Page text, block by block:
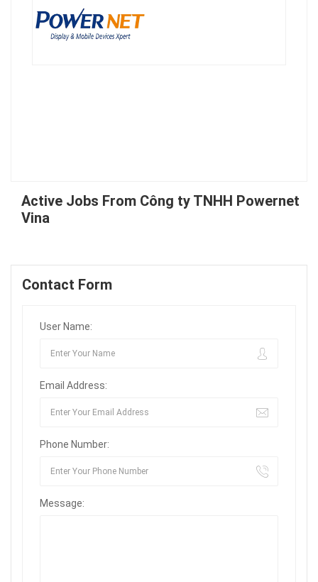
Active Jobs From Công ty TNHH Powernet
Vina
Contact Form
User Name:
Email Address:
Phone Number:
Message: